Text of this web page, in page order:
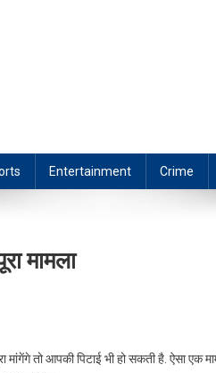
Entertainment Crime
मामला
तो आपकी पिटाई भी हो सकती है. ऐसा एक